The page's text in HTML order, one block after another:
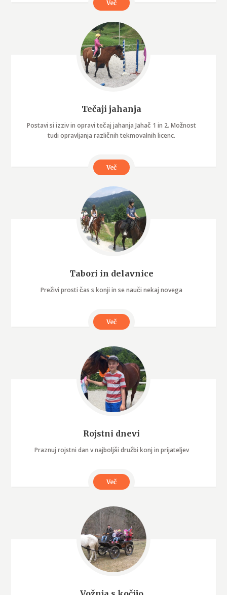
Več
Tečaji jahanja
Postavi si izziv in opravi tečaj jahanja Jahač 1 in 2. Možnost
tudi opravljanja različnih tekmovalnih licenc.
Več
Tabori in delavnice
Preživi prosti čas s konji in se nauči nekaj novega
Več
Rojstni dnevi
Praznuj rojstni dan v najboljši družbi konj in prijateljev
Več